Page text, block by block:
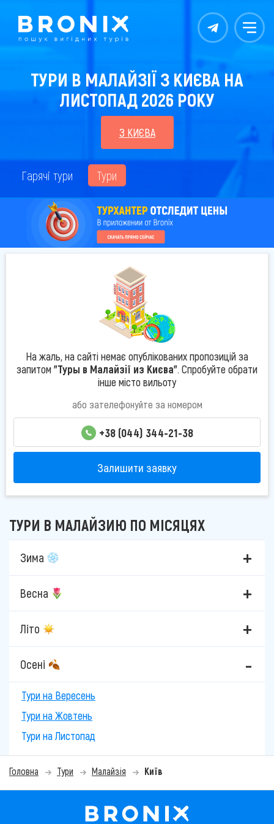
Контакты Меню
ТУРИ В МАЛАЙЗІЇ З КИЄВА НА
ЛИСТОПАД 2026 РОКУ
З КИЄВА
Гарячі тури Тури
На жаль, на сайті немає опублікованих пропозицій за
запитом "Туры в Малайзії из Києва". Спробуйте обрати
інше місто вильоту
або зателефонуйте за номером
+38 (044) 344-21-38
Залишити заявку
ТУРИ В МАЛАЙЗИЮ ПО МІСЯЦЯХ
Зима
Весна
Літо
Осені
Тури на Вересень
Тури на Жовтень
Тури на Листопад
Головна Тури Малайзія Київ